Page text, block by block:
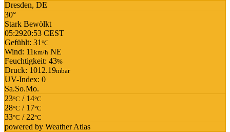
Dresden, DE
30°
Stark Bewölkt
05:2920:53 CEST
Gefühlt: 31 °C
Wind: 11 km/h NE
Feuchtigkeit: 43%
Druck: 1012.19mbar
UV-Index: 0
Sa.So.Mo.
23°C / 14°C
28°C / 17°C
33°C / 22°C
powered by Weather Atlas